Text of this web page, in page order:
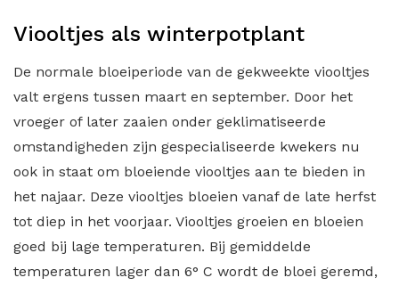
Viooltjes als winterpotplant
De normale bloeiperiode van de gekweekte viooltjes
valt ergens tussen maart en september. Door het
vroeger of later zaaien onder geklimatiseerde
omstandigheden zijn gespecialiseerde kwekers nu
ook in staat om bloeiende viooltjes aan te bieden in
het najaar. Deze viooltjes bloeien vanaf de late herfst
tot diep in het voorjaar. Viooltjes groeien en bloeien
goed bij lage temperaturen. Bij gemiddelde
temperaturen lager dan 6° C wordt de bloei geremd,